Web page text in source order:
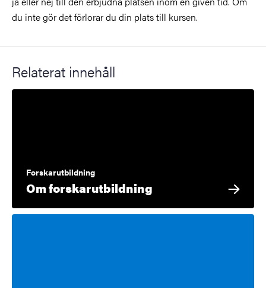
du inte gör det förlorar du din plats till kursen.
Relaterat innehåll
Forskarutbildning
Om forskarutbildning